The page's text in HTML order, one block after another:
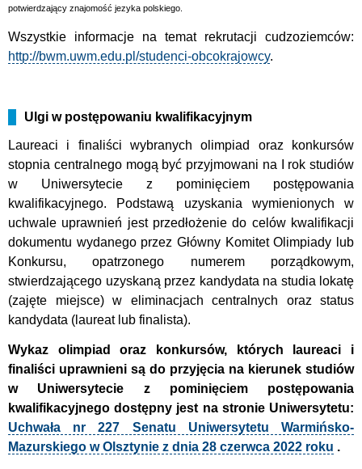
potwierdzający znajomość jezyka polskiego.
Wszystkie informacje na temat rekrutacji cudzoziemców:
http://bwm.uwm.edu.pl/studenci-obcokrajowcy.
Ulgi w postępowaniu kwalifikacyjnym
Laureaci i finaliści wybranych olimpiad oraz konkursów
stopnia centralnego mogą być przyjmowani na I rok studiów
w Uniwersytecie z pominięciem postępowania
kwalifikacyjnego. Podstawą uzyskania wymienionych w
uchwale uprawnień jest przedłożenie do celów kwalifikacji
dokumentu wydanego przez Główny Komitet Olimpiady lub
Konkursu, opatrzonego numerem porządkowym,
stwierdzającego uzyskaną przez kandydata na studia lokatę
(zajęte miejsce) w eliminacjach centralnych oraz status
kandydata (laureat lub finalista).
Wykaz olimpiad oraz konkursów, których laureaci i
finaliści uprawnieni są do przyjęcia na kierunek studiów
w Uniwersytecie z pominięciem postępowania
kwalifikacyjnego dostępny jest na stronie Uniwersytetu:
Uchwała nr 227 Senatu Uniwersytetu Warmińsko-
Mazurskiego w Olsztynie z dnia 28 czerwca 2022 roku .